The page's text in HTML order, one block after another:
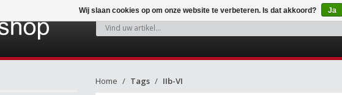
Home Tags IIb-VI
Wij slaan cookies op om onze website te verbeteren. Is dat akkoord? Ja